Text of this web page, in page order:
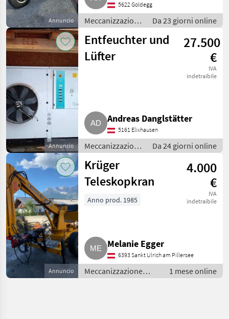
Annuncio
5622 Goldegg
Meccanizzazione
interna /
Fienagione
Da 23 giorni online
Annuncio
Entfeuchter und
Lüfter
27.500
€
IVA
indetraibile
Andreas Danglstätter
5161 Elixhausen
Meccanizzazione
interna /
Fienagione
Da 24 giorni online
Annuncio
Krüger
Teleskopkran
4.000
€
IVA
indetraibile
Anno prod. 1985
Melanie Egger
6393 Sankt Ulrich am Pillersee
Meccanizzazione
interna / Fienagione
1 mese online